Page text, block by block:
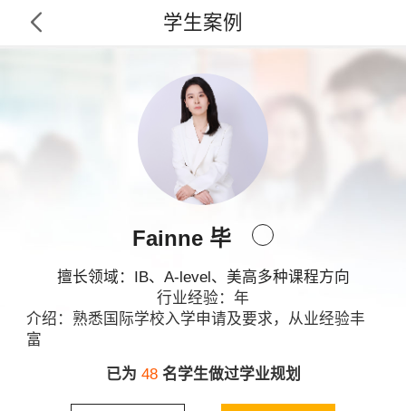
 学生案例
Fainne 毕
擅长领域：IB、A-level、美高多种课程方向
行业经验：年
介绍：熟悉国际学校入学申请及要求，从业经验丰
富
已为 48名学生做过学业规划